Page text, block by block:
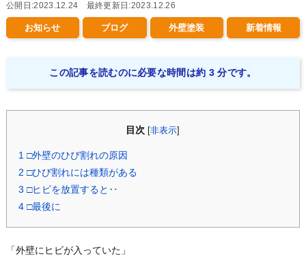
公開日:2023.12.24 最終更新日:2023.12.26
お知らせ ブログ 外壁塗装 新着情報
この記事を読むのに必要な時間は約 3 分です。
目次 [非表示
1 □外壁のひび割れの原因
2 □ひび割れには種類がある
3 □ヒビを放置すると‥
4□最後に
「外壁にヒビが入っていた」